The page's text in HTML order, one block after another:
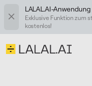
LALAL.AI-Anwendung
Exklusive Funktion zum
kostenlos!